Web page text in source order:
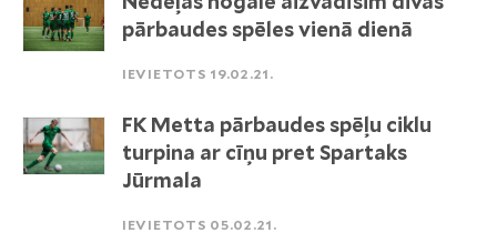
pārbaudes spēles vienā dienā
IEVIETOTS 19.02.21.
FK Metta pārbaudes spēļu ciklu
turpina ar cīņu pret Spartaks
Jūrmala
IEVIETOTS 05.02.21.